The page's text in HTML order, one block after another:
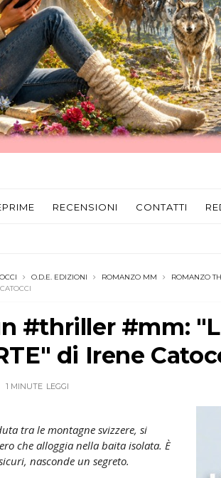
RECENSIONI CONTATTI
O.D.E. EDIZIONI ROMANZO MM ROMANZO
#thriller #mm:
di Irene
1 MINUTE LEGGI
tra le montagne svizzere, si
che alloggia nella baita isolata. È
nasconde un segreto.